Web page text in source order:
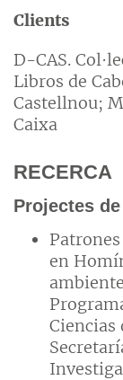
Clients
D-CAS.
Libros de
Castellnou;
Caixa
RECERCA
Projectes
en
Ciencias